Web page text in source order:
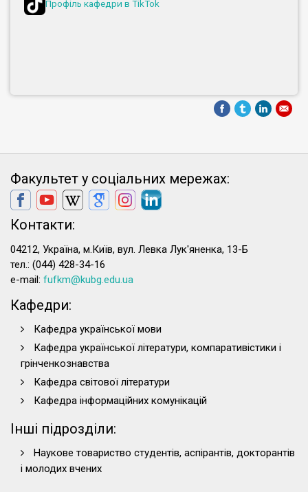
Профіль кафедри в TikTok
Факультет у соціальних мережах:
Контакти:
04212, Україна, м.Київ, вул. Левка Лук'яненка, 13-Б
тел.: (044) 428-34-16
e-mail: fufkm@kubg.edu.ua
Кафедри:
Кафедра української мови
Кафедра української літератури, компаративістики і
грінченкознавства
Кафедра світової літератури
Кафедра інформаційних комунікацій
Інші підрозділи:
Наукове товариство студентів, аспірантів, докторантів
і молодих вчених